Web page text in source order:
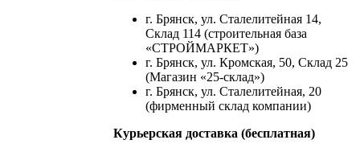
г. Брянск, ул. Сталелитейная 14,
Склад 114 (строительная база
«СТРОЙМАРКЕТ»)
г. Брянск, ул. Кромская, 50, Склад 25
(Магазин «25-склад»)
г. Брянск, ул. Сталелитейная, 20
(фирменный склад компании)
Курьерская доставка (бесплатная)